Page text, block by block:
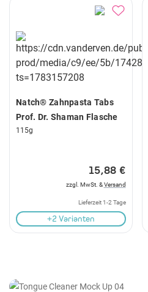
Natch® Zahnpasta Tabs
Prof. Dr. Shaman Flasche
115g
15,88 €
zzgl. MwSt. &Versand
Lieferzeit 1-2 Tage
+2 Varianten